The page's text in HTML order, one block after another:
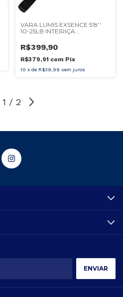
VARA LUMIS EXSENCE 5'8''
10-25LB INTEIRIÇA
R$399,90
R$379,91 com Pix
10 x de R$39,99 sem juros
1 / 2